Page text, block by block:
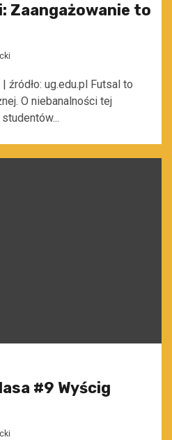
Zaangażowanie to
źródło: ug.edu.pl Futsal to
O niebanalności tej
#9 Wyścig